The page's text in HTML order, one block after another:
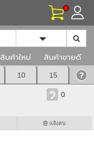
Toggle
สินค้าใหม่ สินค้าขายดี
10 15
0
แจ้งลบ